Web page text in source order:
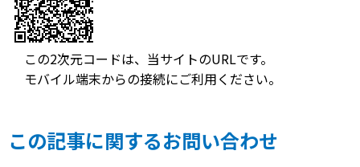
この2次元コードは、当サイトのURLです。
モバイル端末からの接続にご利用ください。
この記事に関するお問い合わせ